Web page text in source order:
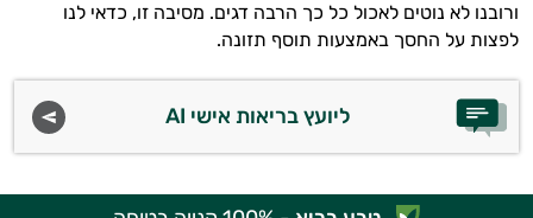
ורובנו לא נוטים לאכול כל כך הרבה דגים. מסיבה זו, כדאי לנו
לפצות על החסך באמצעות תוסף תזונה.
ליועץ בריאות אישי AI